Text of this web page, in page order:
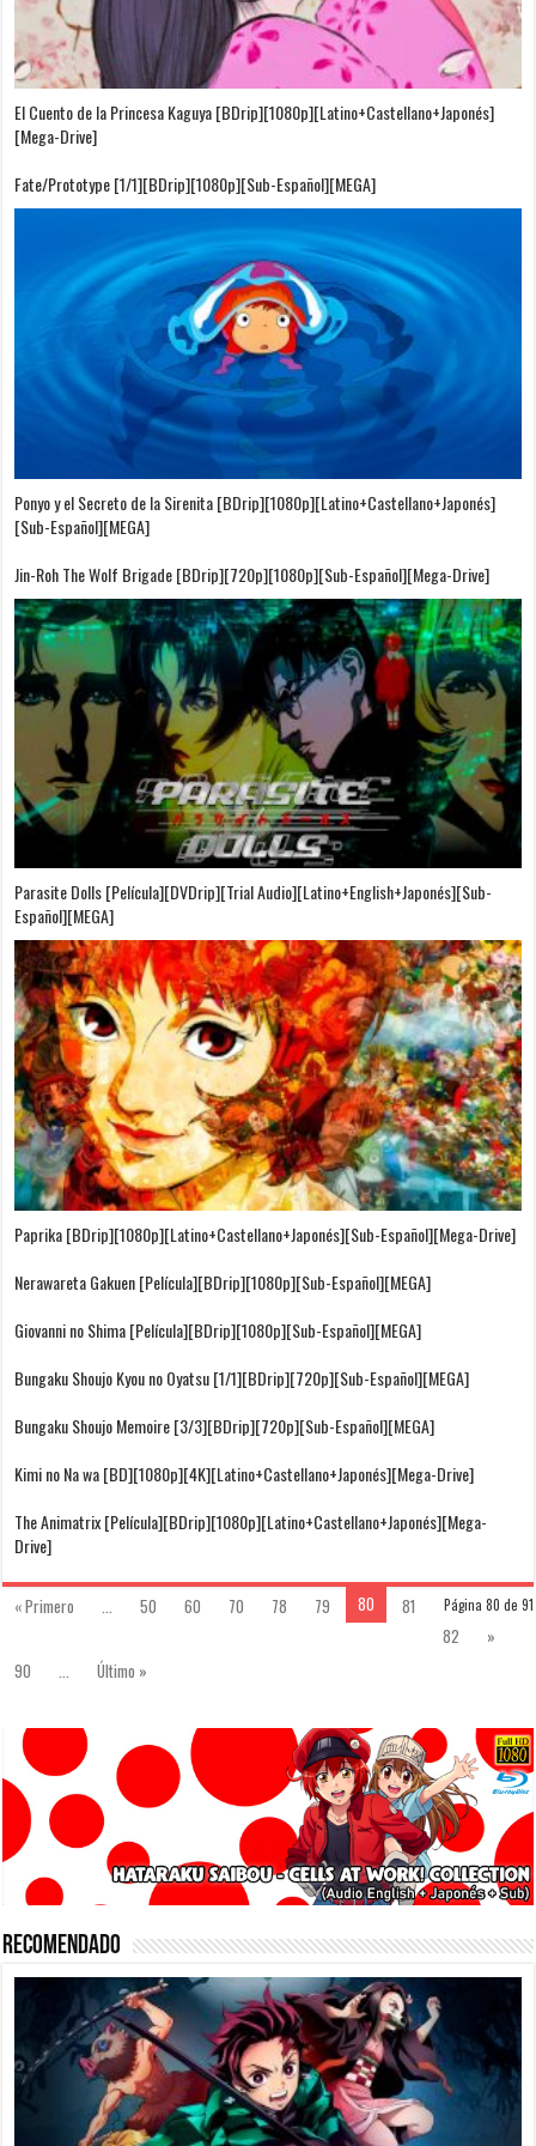
El Cuento de la Princesa Kaguya [BDrip][1080p][Latino+Castellano+Japonés]
[Mega-Drive]
Fate/Prototype [1/1][BDrip][1080p][Sub-Español][MEGA]
Ponyo y el Secreto de la Sirenita [BDrip][1080p][Latino+Castellano+Japonés]
[Sub-Español][MEGA]
Jin-Roh The Wolf Brigade [BDrip][720p][1080p][Sub-Español][Mega-Drive]
Parasite Dolls [Película][DVDrip][Trial Audio][Latino+English+Japonés][Sub-
Español][MEGA]
Paprika [BDrip][1080p][Latino+Castellano+Japonés][Sub-Español][Mega-Drive]
Nerawareta Gakuen [Película][BDrip][1080p][Sub-Español][MEGA]
Giovanni no Shima [Película][BDrip][1080p][Sub-Español][MEGA]
Bungaku Shoujo Kyou no Oyatsu [1/1][BDrip][720p][Sub-Español][MEGA]
Bungaku Shoujo Memoire [3/3][BDrip][720p][Sub-Español][MEGA]
Kimi no Na wa [BD][1080p][4K][Latino+Castellano+Japonés][Mega-Drive]
The Animatrix [Película][BDrip][1080p][Latino+Castellano+Japonés][Mega-
Drive]
Página 80 de 91
« Primero 50 60 70 78 79 80
81
82
»
90
Último »
Recomendado